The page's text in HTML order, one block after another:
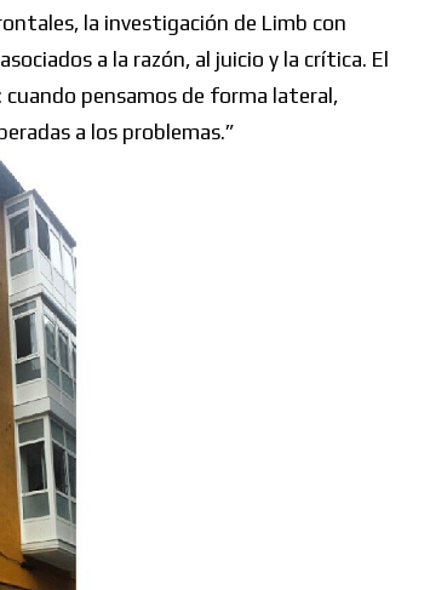
la investigación de Limb con
a la razón, al juicio y la crítica. El
pensamos de forma lateral,
a los problemas.”